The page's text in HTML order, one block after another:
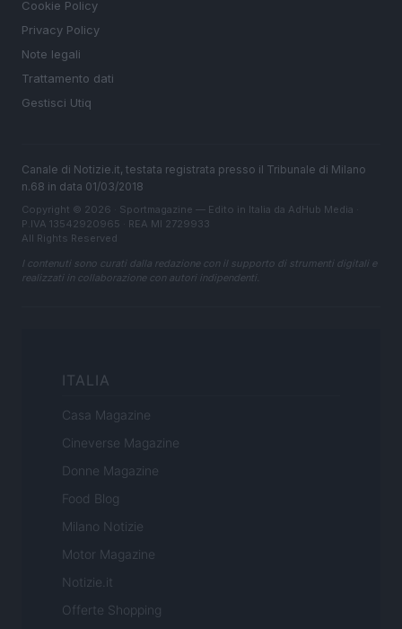
Cookie Policy
Privacy Policy
Note legali
Trattamento dati
Gestisci Utiq
Canale di Notizie.it, testata registrata presso il Tribunale di Milano
n.68 in data 01/03/2018
Copyright © 2026 · Sportmagazine — Edito in Italia da AdHub Media
P.IVA 13542920965 · REA MI 2729933
All Rights Reserved
I contenuti sono curati dalla redazione con il supporto di strumenti digitali e
realizzati in collaborazione con autori indipendenti.
ITALIA
Casa Magazine
Cineverse Magazine
Donne Magazine
Food Blog
Milano Notizie
Motor Magazine
Notizie.it
Offerte Shopping